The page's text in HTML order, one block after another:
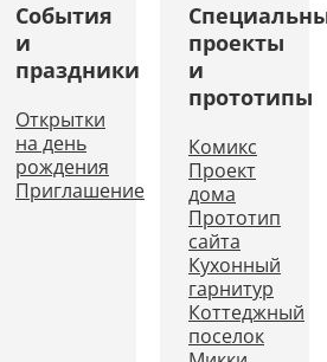
События
и
праздники
Открытки
на день
рождения
Приглашение
проекты
и
прототипы
Комикс
Проект
дома
Прототип
сайта
Кухонный
гарнитур
Коттеджный
поселок